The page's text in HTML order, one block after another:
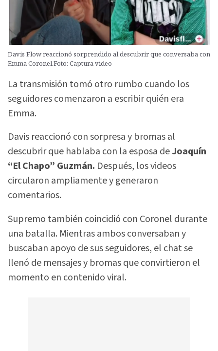
Davis Flow reaccionó sorprendido al descubrir que conversaba con
Emma Coronel.Foto: Captura video
La transmisión tomó otro rumbo cuando los
seguidores comenzaron a escribir quién era
Emma.
Davis reaccionó con sorpresa y bromas al
descubrir que hablaba con la esposa deJoaquín
“El Chapo” Guzmán. Después, los videos
circularon ampliamente y generaron
comentarios.
Supremo también coincidió con Coronel durante
una batalla. Mientras ambos conversaban y
buscaban apoyo de sus seguidores, el chat se
llenó de mensajes y bromas que convirtieron el
momento en contenido viral.